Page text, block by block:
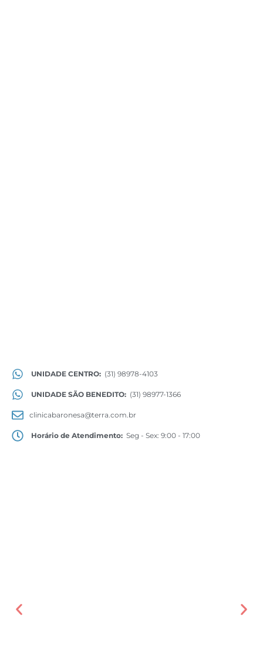
UNIDADE CENTRO: (31) 98978-4103
UNIDADE SÃO BENEDITO: (31) 98977-1366
clinicabaronesa@terra.com.br
Horário de Atendimento: Seg - Sex: 9:00 - 17:00